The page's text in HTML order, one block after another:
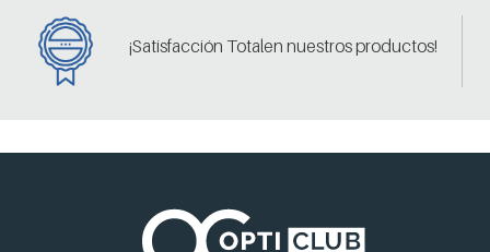
¡Satisfacción Totalen nuestros productos!